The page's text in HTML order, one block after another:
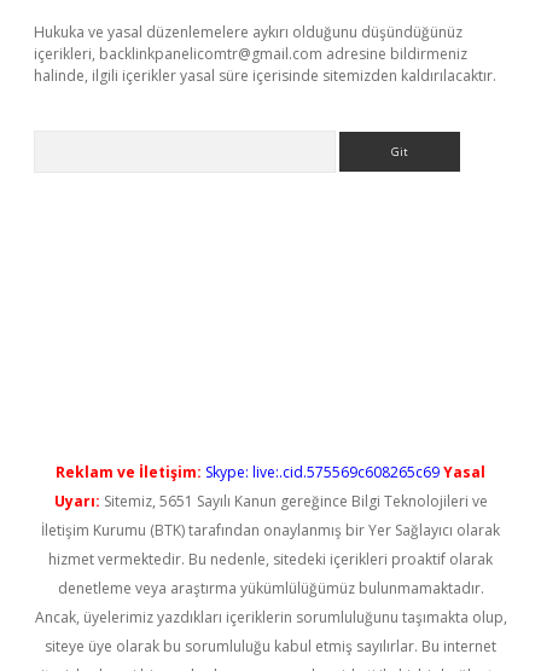
Hukuka ve yasal düzenlemelere aykırı olduğunu düşündüğünüz
içerikleri, backlinkpanelicomtr@gmail.com adresine bildirmeniz
halinde, ilgili içerikler yasal süre içerisinde sitemizden kaldırılacaktır.
Reklam ve İletişim: Skype: live:.cid.575569c608265c69Yasal
Uyarı: Sitemiz, 5651 Sayılı Kanun gereğince Bilgi Teknolojileri ve
İletişim Kurumu (BTK) tarafından onaylanmış bir Yer Sağlayıcı olarak
hizmet vermektedir. Bu nedenle, sitedeki içerikleri proaktif olarak
denetleme veya araştırma yükümlülüğümüz bulunmamaktadır.
Ancak, üyelerimiz yazdıkları içeriklerin sorumluluğunu taşımakta olup,
siteye üye olarak bu sorumluluğu kabul etmiş sayılırlar. Bu internet